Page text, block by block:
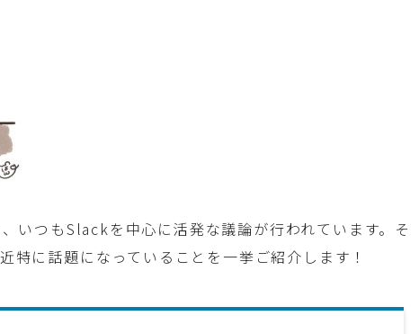
いつもSlackを中心に活発な議論が行われています。そ
特に話題になっていることを一挙ご紹介します！